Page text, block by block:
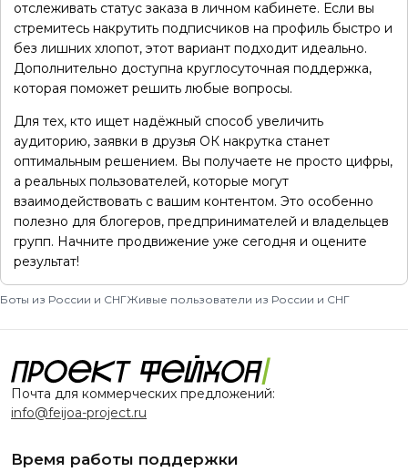
отслеживать статус заказа в личном кабинете. Если вы
стремитесь накрутить подписчиков на профиль быстро и
без лишних хлопот, этот вариант подходит идеально.
Дополнительно доступна круглосуточная поддержка,
которая поможет решить любые вопросы.
Для тех, кто ищет надёжный способ увеличить
аудиторию, заявки в друзья ОК накрутка станет
оптимальным решением. Вы получаете не просто цифры,
а реальных пользователей, которые могут
взаимодействовать с вашим контентом. Это особенно
полезно для блогеров, предпринимателей и владельцев
групп. Начните продвижение уже сегодня и оцените
результат!
Боты из России и СНГЖивые пользователи из России и СНГ
Почта для коммерческих предложений:
info@feijoa-project.ru
Время работы поддержки